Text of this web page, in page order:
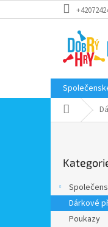
na
Domů
a
n
kategorie
Dárkové
Poukazy